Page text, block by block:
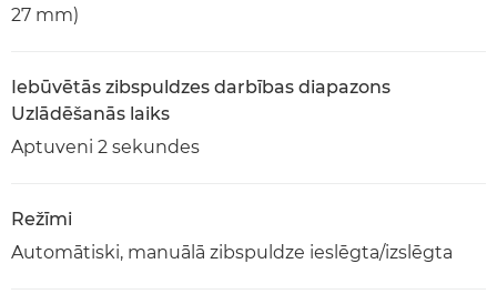
27 mm)
Iebūvētās zibspuldzes darbības diapazons
Uzlādēšanās laiks
Aptuveni 2 sekundes
Režīmi
Automātiski, manuālā zibspuldze ieslēgta/izslēgta